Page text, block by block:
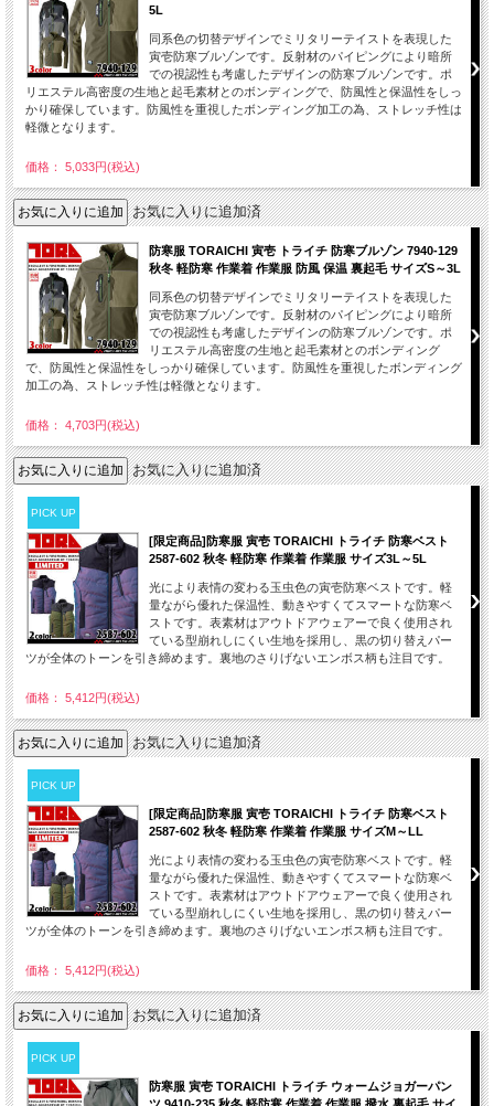
5L
同系色の切替デザインでミリタリーテイストを表現した
寅壱防寒ブルゾンです。反射材のパイピングにより暗所
での視認性も考慮したデザインの防寒ブルゾンです。ポ
リエステル高密度の生地と起毛素材とのボンディングで、防風性と保温性をしっ
かり確保しています。防風性を重視したボンディング加工の為、ストレッチ性は
軽微となります。
価格： 5,033円(税込)
お気に入りに追加済
防寒服 TORAICHI 寅壱 トライチ 防寒ブルゾン 7940-129
秋冬 軽防寒 作業着 作業服 防風 保温 裏起毛 サイズS～3L
同系色の切替デザインでミリタリーテイストを表現した
寅壱防寒ブルゾンです。反射材のパイピングにより暗所
での視認性も考慮したデザインの防寒ブルゾンです。ポ
リエステル高密度の生地と起毛素材とのボンディング
で、防風性と保温性をしっかり確保しています。防風性を重視したボンディング
加工の為、ストレッチ性は軽微となります。
価格： 4,703円(税込)
お気に入りに追加済
PICK UP
[限定商品]防寒服 寅壱 TORAICHI トライチ 防寒ベスト
2587-602 秋冬 軽防寒 作業着 作業服 サイズ3L～5L
光により表情の変わる玉虫色の寅壱防寒ベストです。軽
量ながら優れた保温性、動きやすくてスマートな防寒ベ
ストです。表素材はアウトドアウェアーで良く使用され
ている型崩れしにくい生地を採用し、黒の切り替えパー
ツが全体のトーンを引き締めます。裏地のさりげないエンボス柄も注目です。
価格： 5,412円(税込)
お気に入りに追加済
PICK UP
[限定商品]防寒服 寅壱 TORAICHI トライチ 防寒ベスト
2587-602 秋冬 軽防寒 作業着 作業服 サイズM～LL
光により表情の変わる玉虫色の寅壱防寒ベストです。軽
量ながら優れた保温性、動きやすくてスマートな防寒ベ
ストです。表素材はアウトドアウェアーで良く使用され
ている型崩れしにくい生地を採用し、黒の切り替えパー
ツが全体のトーンを引き締めます。裏地のさりげないエンボス柄も注目です。
価格： 5,412円(税込)
お気に入りに追加済
PICK UP
防寒服 寅壱 TORAICHI トライチ ウォームジョガーパン